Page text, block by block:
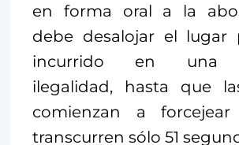
en forma oral a la
debe desalojar el lugar
incurrido en una
ilegalidad, hasta que
comienzan a
transcurren sólo 51